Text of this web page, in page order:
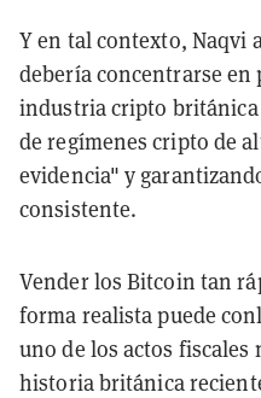
Y en tal contexto, Naqvi
debería concentrarse
industria cripto
de regímenes cripto de
evidencia" y
consistente.
Vender los Bitcoin tan
forma realista puede
uno de los actos
historia británica